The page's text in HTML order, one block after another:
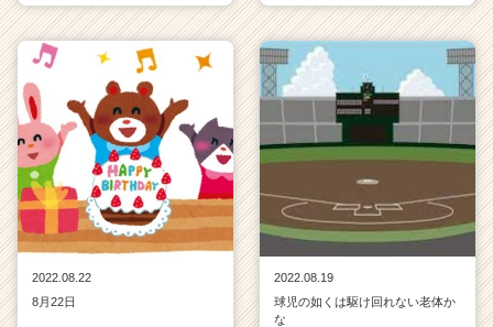
2022.08.22
8月22日
2022.08.19
球児の如くは駆け回れない老体か
な